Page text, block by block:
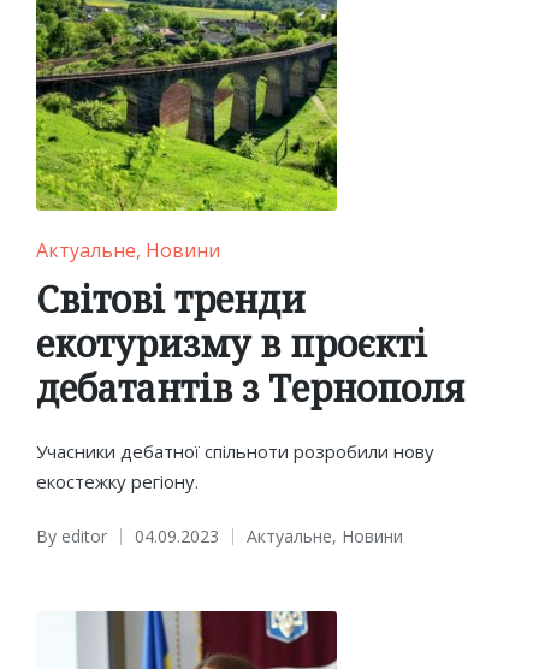
Posted
in
Актуальне Новини
Світові тренди
екотуризму в проєкті
дебатантів з Тернополя
Учасники дебатної спільноти розробили нову
екостежку регіону.
Posted
By editor 04.09.2023
Posted
Актуальне, Новини